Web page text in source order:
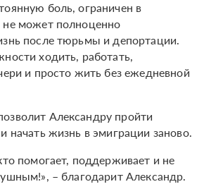
боль, ограничен в
может полноценно
после тюрьмы и депортации.
ходить, работать,
и просто жить без ежедневной
Александру пройти
начать жизнь в эмиграции заново.
помогает, поддерживает и не
– благодарит Александр.